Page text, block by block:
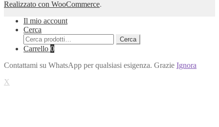
Realizzato con WooCommerce.
Il mio account
Cerca
Cerca:
Cerca
Carrello 0
Contattami su WhatsApp per qualsiasi esigenza. Grazie Ignora
X